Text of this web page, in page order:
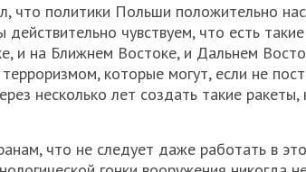
что политики Польши положительно
действительно чувствуем, что есть
и на Ближнем Востоке, и Дальнем
которые могут, если не
несколько лет создать такие ракеты,
что не следует даже работать в